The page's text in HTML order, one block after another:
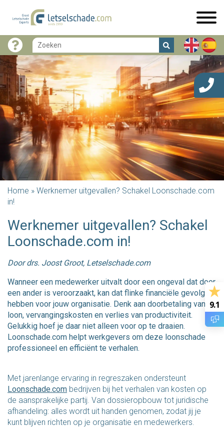
Home » Werknemer uitgevallen? Schakel Loonschade.com
in!
Werknemer uitgevallen? Schakel
Loonschade.com in!
Door drs. Joost Groot, Letselschade.com
Wanneer een medewerker uitvalt door een ongeval dat door
een ander is veroorzaakt, kan dat flinke financiële gevolgen
hebben voor jouw organisatie. Denk aan doorbetaling van
loon, vervangingskosten en verlies van productiviteit.
Gelukkig hoef je daar niet alleen voor op te draaien.
Loonschade.com helpt werkgevers om deze loonschade
professioneel en efficiënt te verhalen.
Met jarenlange ervaring in regreszaken ondersteunt
Loonschade.com bedrijven bij het verhalen van kosten op
de aansprakelijke partij. Van dossieropbouw tot juridische
afhandeling: alles wordt uit handen genomen, zodat jij je
kunt blijven richten op je organisatie en medewerkers.
9.1